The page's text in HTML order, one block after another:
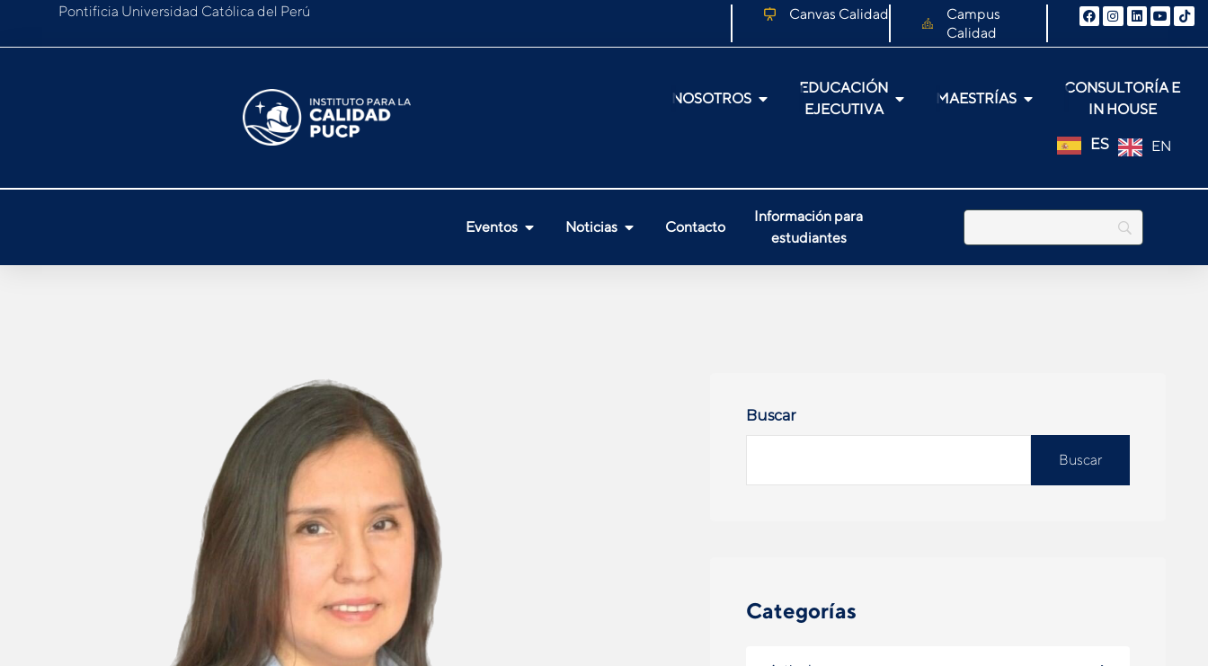
Pontificia Universidad Católica del Perú Canvas Calidad
Campus
Calidad
NOSOTROS
EDUCACIÓN
EJECUTIVA
MAESTRÍAS
CONSULTORÍA E
IN HOUSE
ES EN
Eventos Noticias Contacto
Información para
estudiantes
Buscar
Buscar
Categorías